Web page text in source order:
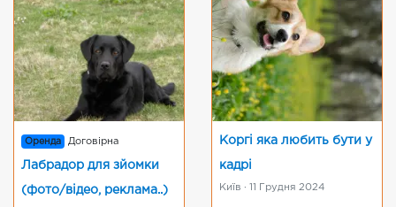
Оренда Договірна
Лабрадор для зйомки
(фото/відео, реклама..)
Коргі яка любить бути у
кадрі
Київ · 11 Грудня 2024